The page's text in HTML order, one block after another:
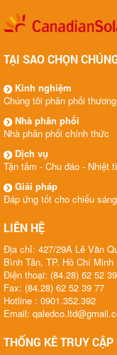
TẠI SAO CHỌN
Kinh nghiệm
Chúng tôi phân phối
Nhà phân phối
Nhà phân phối chính thức
Dịch vụ
Tận tâm - Chu đáo - Nhiệt
Giải pháp
Đáp ứng tốt cho chiếu
LIÊN HỆ
Địa chỉ: 427/29A Lê Văn
Bình Tân, TP. Hồ Chí Minh
Điện thoại: (84.28) 62 52
Fax: (84.28) 62 52 39 77
Hotline : 0901.352.392
Email:
THỐNG KÊ TRUY CẬP